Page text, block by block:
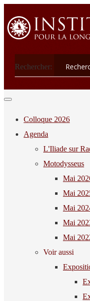
Rechercher:
Colloque 2026
Agenda
L'Iliade sur
Motodysseus
Mai
Mai
Mai
Mai
Mai
Voir aussi